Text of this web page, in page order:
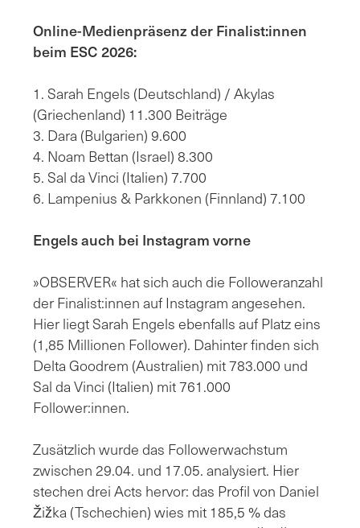
Online-Medienpräsenz der Finalist:innen
beim ESC 2026:
1. Sarah Engels (Deutschland) / Akylas
(Griechenland) 11.300 Beiträge
3. Dara (Bulgarien) 9.600
4. Noam Bettan (Israel) 8.300
5. Sal da Vinci (Italien) 7.700
6. Lampenius & Parkkonen (Finnland) 7.100
Engels auch bei Instagram vorne
»OBSERVER« hat sich auch die Followeranzahl
der Finalist:innen auf Instagram angesehen.
Hier liegt Sarah Engels ebenfalls auf Platz eins
(1,85 Millionen Follower). Dahinter finden sich
Delta Goodrem (Australien) mit 783.000 und
Sal da Vinci (Italien) mit 761.000
Follower:innen.
Zusätzlich wurde das Followerwachstum
zwischen 29.04. und 17.05. analysiert. Hier
stechen drei Acts hervor: das Profil von Daniel
Žižka (Tschechien) wies mit 185,5 % das